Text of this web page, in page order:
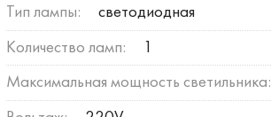
Тип лампы: светодиодная
Количество ламп: 1
Максимальная мощность светильника: